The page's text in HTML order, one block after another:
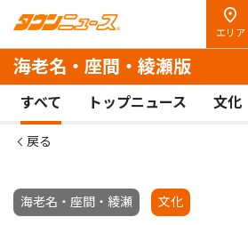
エリア
海老名・座間・綾瀬版
すべて トップニュース 文化
戻る
海老名・座間・綾瀬 文化